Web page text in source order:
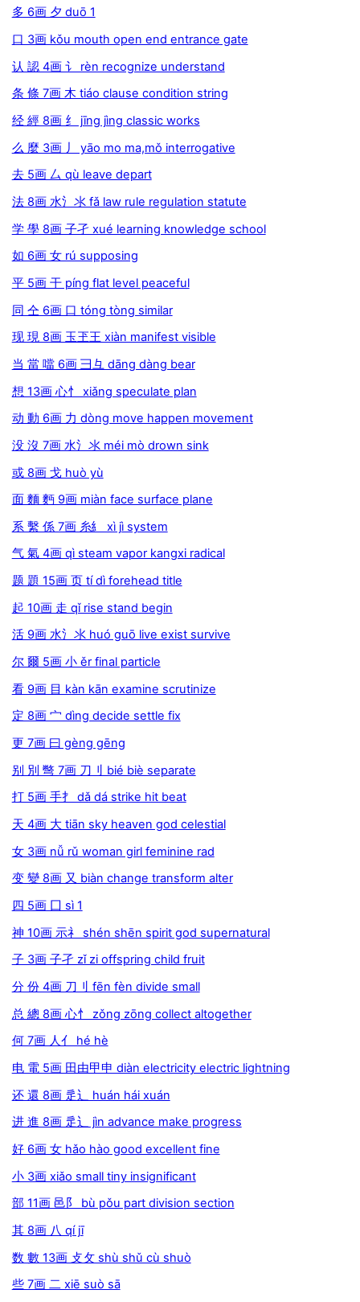
多 6画 夕 duō 1
口 3画 kǒu mouth open end entrance gate
认 認 4画 讠 rèn recognize understand
条 條 7画 木 tiáo clause condition string
经 經 8画 纟 jīng jìng classic works
么 麼 3画 丿 yāo mo ma,mǒ interrogative
去 5画 厶 qù leave depart
法 8画 水氵氺 fǎ law rule regulation statute
学 學 8画 子孑 xué learning knowledge school
如 6画 女 rú supposing
平 5画 干 píng flat level peaceful
同 仝 6画 口 tóng tòng similar
现 現 8画 玉玊王 xiàn manifest visible
当 當 噹 6画 彐彑 dāng dàng bear
想 13画 心忄 xiǎng speculate plan
动 動 6画 力 dòng move happen movement
没 沒 7画 水氵氺 méi mò drown sink
或 8画 戈 huò yù
面 麵 麪 9画 miàn face surface plane
系 繫 係 7画 糸糹 xì jì system
气 氣 4画 qì steam vapor kangxi radical
题 題 15画 页 tí dì forehead title
起 10画 走 qǐ rise stand begin
活 9画 水氵氺 huó guō live exist survive
尔 爾 5画 小 ěr final particle
看 9画 目 kàn kān examine scrutinize
定 8画 宀 dìng decide settle fix
更 7画 曰 gèng gēng
别 別 彆 7画 刀刂 bié biè separate
打 5画 手扌 dǎ dá strike hit beat
天 4画 大 tiān sky heaven god celestial
女 3画 nǚ rǔ woman girl feminine rad
变 變 8画 又 biàn change transform alter
四 5画 囗 sì 1
神 10画 示礻 shén shēn spirit god supernatural
子 3画 子孑 zǐ zi offspring child fruit
分 份 4画 刀刂 fēn fèn divide small
总 總 8画 心忄 zǒng zōng collect altogether
何 7画 人亻 hé hè
电 電 5画 田由甲申 diàn electricity electric lightning
还 還 8画 辵辶 huán hái xuán
进 進 8画 辵辶 jìn advance make progress
好 6画 女 hǎo hào good excellent fine
小 3画 xiǎo small tiny insignificant
部 11画 邑阝 bù pǒu part division section
其 8画 八 qí jī
数 數 13画 攴攵 shù shǔ cù shuò
些 7画 二 xiē suò sā